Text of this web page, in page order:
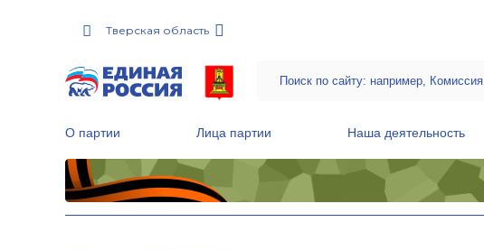
Тверская область
О партии Лица партии Наша деятельность